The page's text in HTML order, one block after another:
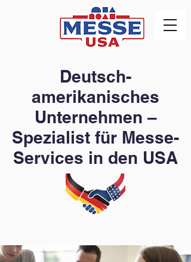
Deutsch-
amerikanisches
Unternehmen –
Spezialist für Messe-
Services in den USA